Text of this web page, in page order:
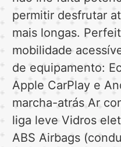
permitir desfrutar
mais longas.
mobilidade
de equipamento:
Apple CarPlay e
marcha-atrás Ar
liga leve Vidros
ABS Airbags